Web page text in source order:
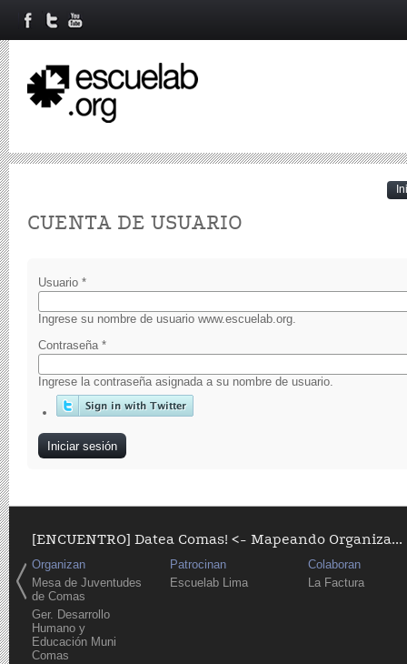
CUENTA DE USUARIO
Usuario *
Ingrese su nombre de usuario www.escuelab.org.
Contraseña *
Ingrese la contraseña asignada a su nombre de usuario.
[ENCUENTRO] Datea Comas! <- Mapeando Organiza...
Organizan
Mesa de Juventudes
de Comas
Ger. Desarrollo
Humano y
Educación Muni
Comas
Patrocinan
Escuelab Lima
Colaboran
La Factura